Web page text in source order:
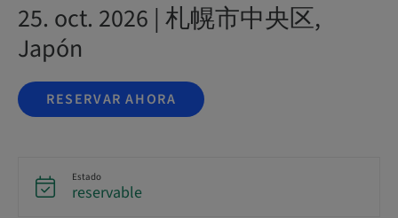
25. oct. 2026 | 札幌市中央区,
Japón
RESERVAR AHORA
Estado
reservable